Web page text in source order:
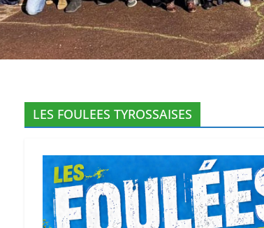
LES FOULEES TYROSSAISES